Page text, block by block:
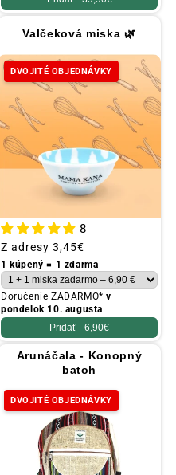
Valčeková miska 🌿
DVOJITÉ OBJEDNÁVKY
8
Obvyklá
cena
Z adresy 3,45€
1 kúpený = 1 zdarma
Doručenie ZADARMO*v
pondelok 10. augusta
Pridať - 6,90€
Arunáčala - Konopný
batoh
DVOJITÉ OBJEDNÁVKY